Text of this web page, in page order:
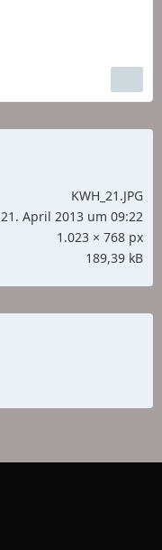
KWH_21.JPG
21. April 2013 um 09:22
1.023 × 768 px
189,39 kB